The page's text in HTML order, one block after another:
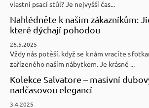
vlastní psací stůl? Je nejvyšší čas...
Nahlédněte k našim zákazníkům:
které dýchají pohodou
26.5.2025
Vždy nás potěší, když se k nám vracíte s
zařízeného naším nábytkem. Je krásné ...
Kolekce Salvatore – masivní
nadčasovou elegancí
3.4.2025